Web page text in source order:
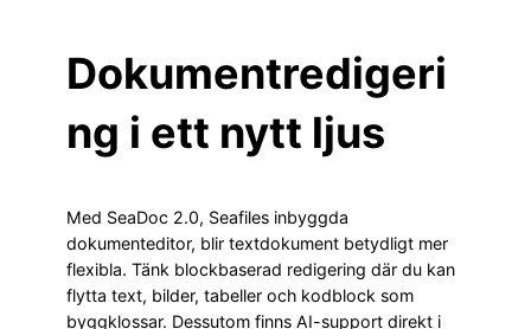
Dokumentredigeri
ng i ett nytt ljus
Med SeaDoc 2.0, Seafiles inbyggda
dokumenteditor, blir textdokument betydligt mer
flexibla. Tänk blockbaserad redigering där du kan
flytta text, bilder, tabeller och kodblock som
byggklossar. Dessutom finns AI-support direkt i